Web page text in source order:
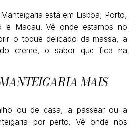
está em Lisboa, Porto,
e Macau. Vê onde estamos no
o toque delicado da massa, a
creme, o sabor que fica na
MAIS
ou de casa, a passear ou a
por perto. Vê onde nos